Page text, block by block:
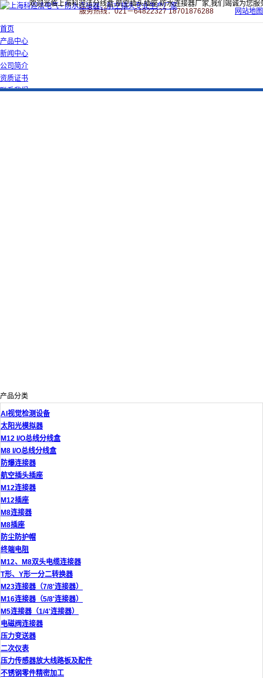
欢迎光临上海科迎法分线盒,航空插头插座,防水连接器厂家,我们竭诚为您服
服务热线：021－64822327 18701876288
网站地图
首页
产品中心
新闻中心
公司简介
资质证书
联系我们
产品分类
AI视觉检测设备
太阳光模拟器
M12 I/O总线分线盒
M8 I/O总线分线盒
防爆连接器
航空插头插座
M12连接器
M12插座
M8连接器
M8插座
防尘防护帽
终端电阻
M12、M8双头电缆连接器
T形、Y形一分二转换器
M23连接器（7/8'连接器）
M16连接器（5/8'连接器）
M5连接器（1/4'连接器）
电磁阀连接器
压力变送器
二次仪表
压力传感器放大线路板及配件
不锈钢零件精密加工